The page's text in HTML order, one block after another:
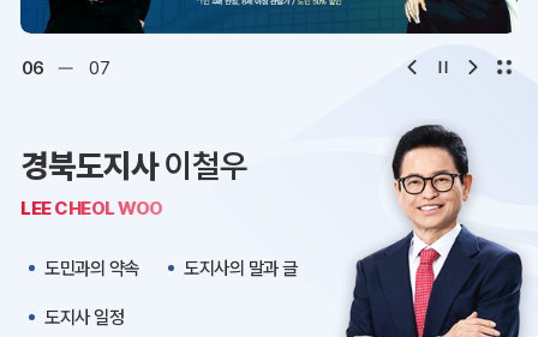
오시는 길
K보듬 6000
정보공개
06 07
경북도지사이철우
LEE CHEOL WOO
도민과의 약속 도지사의 말과 글
도지사 일정